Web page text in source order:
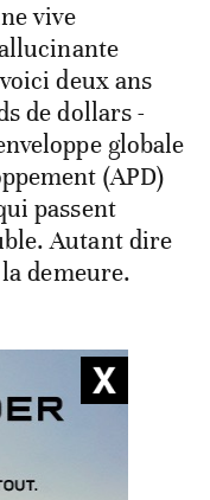
vive
deux ans
de dollars -
globale
(APD)
passent
Autant dire
demeure.
à 14h47